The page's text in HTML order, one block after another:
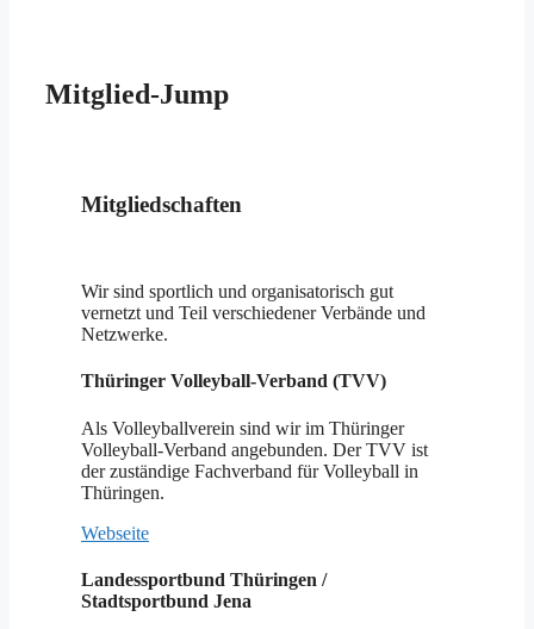
Mitglied-Jump
Mitgliedschaften
Wir sind sportlich und organisatorisch gut
vernetzt und Teil verschiedener Verbände und
Netzwerke.
Thüringer Volleyball-Verband (TVV)
Als Volleyballverein sind wir im Thüringer
Volleyball-Verband angebunden. Der TVV ist
der zuständige Fachverband für Volleyball in
Thüringen.
Webseite
Landessportbund Thüringen /
Stadtsportbund Jena